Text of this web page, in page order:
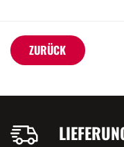
ZURÜCK